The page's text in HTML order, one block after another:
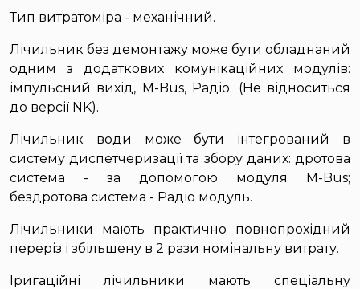
Тип витратоміра - механічний.
Лічильник без демонтажу може бути обладнаний
одним з додаткових комунікаційних модулів:
імпульсний вихід, M-Bus, Радіо. (Не відноситься
до версії NK).
Лічильник води може бути інтегрований в
систему диспетчеризації та збору даних: дротова
система - за допомогою модуля M-Bus;
бездротова система - Радіо модуль.
Лічильники мають практично повнопрохідний
переріз і збільшену в 2 рази номінальну витрату.
Іригаційні лічильники мають спеціальну